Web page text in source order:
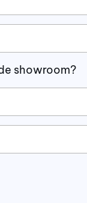
showroom?